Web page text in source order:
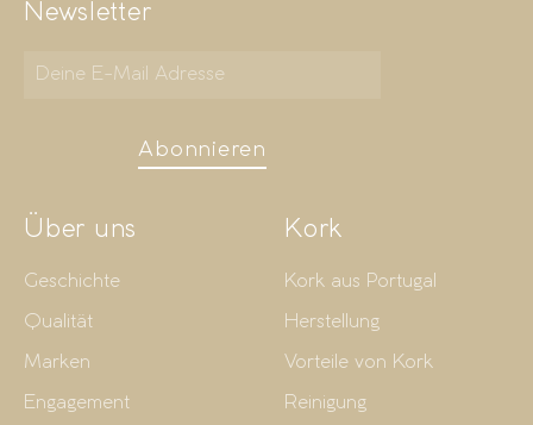
Newsletter
Abonnieren
Über uns
Geschichte
Qualität
Marken
Engagement
Kork
Kork aus Portugal
Herstellung
Vorteile von Kork
Reinigung